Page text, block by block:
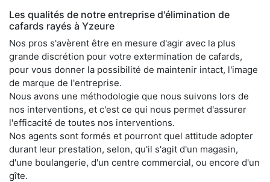
Les qualités de notre entreprise d'élimination de
cafards rayés à Yzeure
Nos pros s'avèrent être en mesure d'agir avec la plus
grande discrétion pour votre extermination de cafards,
pour vous donner la possibilité de maintenir intact, l'image
de marque de l'entreprise.
Nous avons une méthodologie que nous suivons lors de
nos interventions, et c'est ce qui nous permet d'assurer
l'efficacité de toutes nos interventions.
Nos agents sont formés et pourront quel attitude adopter
durant leur prestation, selon, qu'il s'agit d'un magasin,
d'une boulangerie, d'un centre commercial, ou encore d'un
gîte.